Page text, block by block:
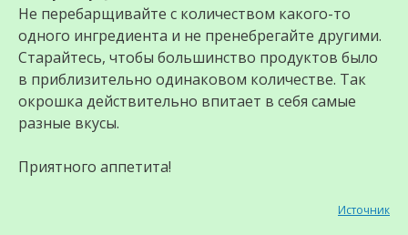
Не перебарщивайте с количеством какого-то
одного ингредиента и не пренебрегайте другими.
Старайтесь, чтобы большинство продуктов было
в приблизительно одинаковом количестве. Так
окрошка действительно впитает в себя самые
разные вкусы.
Приятного аппетита!
Источник